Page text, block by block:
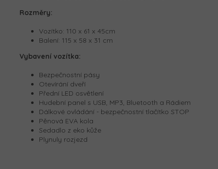
Rozměry:
Vozítko: 110 x 61 x 45cm
Balení: 115 x 58 x 31 cm
Vybavení vozítka:
Bezpečnostní pásy
Otevírání dveří
Přední LED osvětlení
Hudební panel s USB, MP3, Bluetooth a Rádiem
Dálkové ovládání - bezpečnostní tlačítko STOP
Pěnová EVA kola
Sedadlo z eko kůže
Plynuly rozjezd